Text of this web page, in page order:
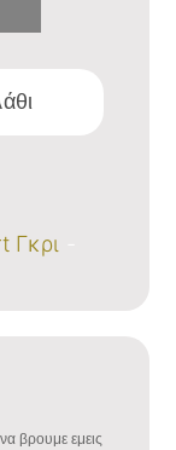
Γκρι
βρουμε εμεις